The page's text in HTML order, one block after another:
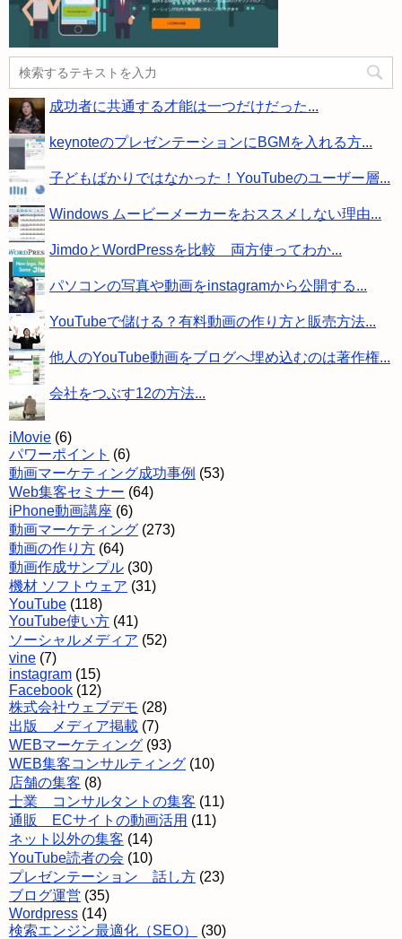
成功者に共通する才能は一つだけだった...
keynoteのプレゼンテーションにBGMを入れる方...
子どもばかりではなかった！YouTubeのユーザー層...
Windows ムービーメーカーをおススメしない理由...
JimdoとWordPressを比較 両方使ってわか...
パソコンの写真や動画をinstagramから公開する...
YouTubeで儲ける？有料動画の作り方と販売方法...
他人のYouTube動画をブログへ埋め込むのは著作権...
会社をつぶす12の方法...
iMovie (6)
パワーポイント (6)
動画マーケティング成功事例 (53)
Web集客セミナー (64)
iPhone動画講座 (6)
動画マーケティング (273)
動画の作り方 (64)
動画作成サンプル (30)
機材 ソフトウェア (31)
YouTube (118)
YouTube使い方 (41)
ソーシャルメディア (52)
vine (7)
instagram (15)
Facebook (12)
株式会社ウェブデモ (28)
出版 メディア掲載 (7)
WEBマーケティング (93)
WEB集客コンサルティング (10)
店舗の集客 (8)
士業 コンサルタントの集客 (11)
通販 ECサイトの動画活用 (11)
ネット以外の集客 (14)
YouTube読者の会 (10)
プレゼンテーション 話し方 (23)
ブログ運営 (35)
Wordpress (14)
検索エンジン最適化（SEO）
(30)